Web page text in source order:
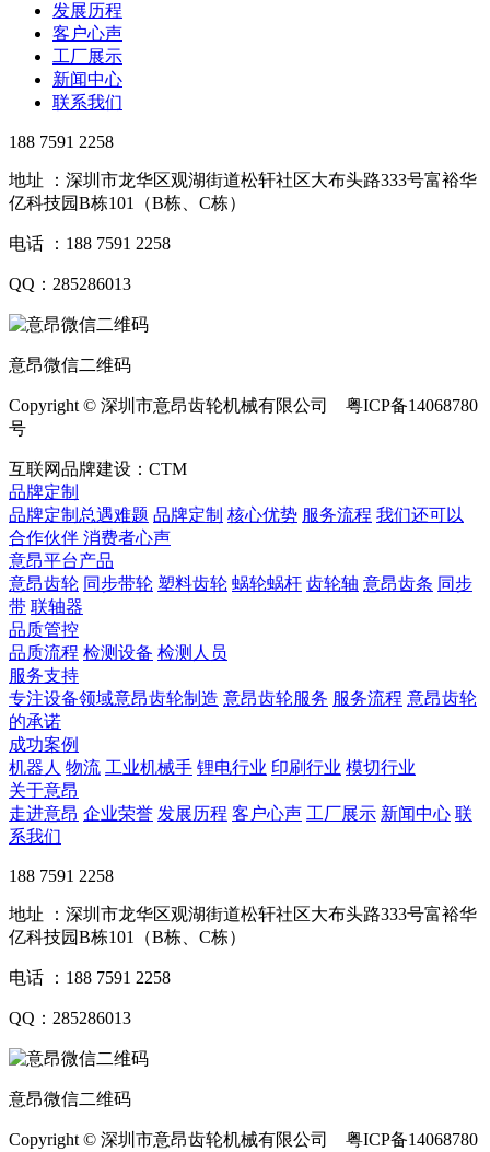
发展历程
客户心声
工厂展示
新闻中心
联系我们
188 7591 2258
地址 ：深圳市龙华区观湖街道松轩社区大布头路333号富裕华
亿科技园B栋101（B栋、C栋）
电话 ：188 7591 2258
QQ：285286013
意昂微信二维码
Copyright © 深圳市意昂齿轮机械有限公司 粤ICP备14068780
号
互联网品牌建设：CTM
品牌定制
品牌定制总遇难题 品牌定制 核心优势 服务流程 我们还可以
合作伙伴 ​ 消费者心声
意昂平台产品
意昂齿轮 同步带轮 塑料齿轮 蜗轮蜗杆 齿轮轴 意昂齿条 同步
带 联轴器
品质管控
品质流程 检测设备 检测人员
服务支持
专注设备领域意昂齿轮制造 意昂齿轮服务 服务流程 意昂齿轮
的承诺
成功案例
机器人 物流 工业机械手 锂电行业 印刷行业 模切行业
关于意昂
走进意昂 企业荣誉 发展历程 客户心声 工厂展示 新闻中心 联
系我们
188 7591 2258
地址 ：深圳市龙华区观湖街道松轩社区大布头路333号富裕华
亿科技园B栋101（B栋、C栋）
电话 ：188 7591 2258
QQ：285286013
意昂微信二维码
Copyright © 深圳市意昂齿轮机械有限公司 粤ICP备14068780